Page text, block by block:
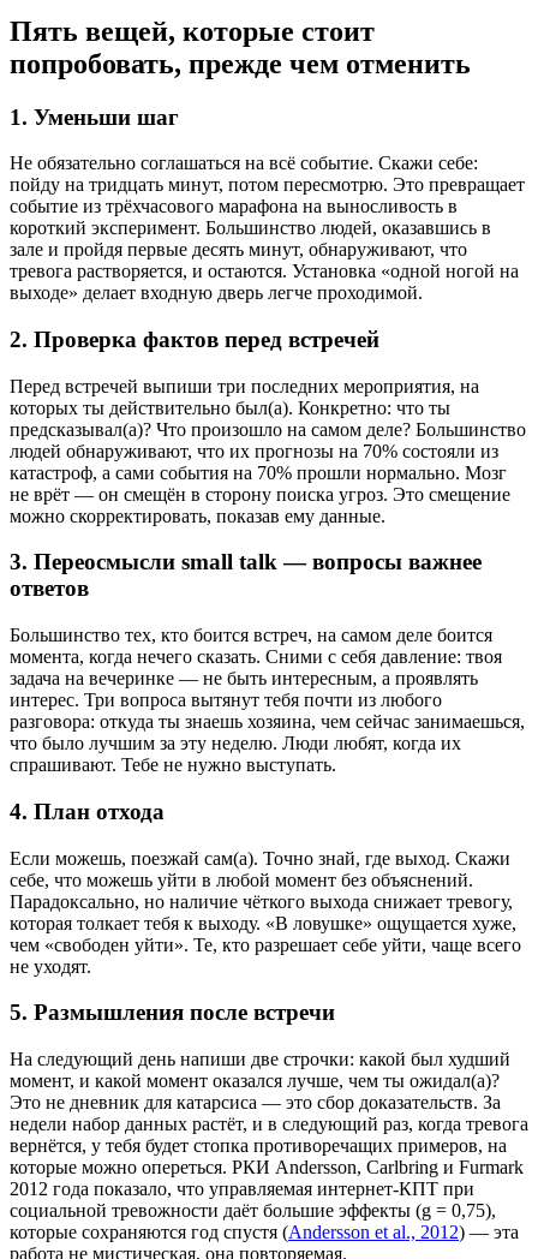
Пять вещей, которые стоит
попробовать, прежде чем отменить
1. Уменьши шаг
Не обязательно соглашаться на всё событие. Скажи себе:
пойду на тридцать минут, потом пересмотрю. Это превращает
событие из трёхчасового марафона на выносливость в
короткий эксперимент. Большинство людей, оказавшись в
зале и пройдя первые десять минут, обнаруживают, что
тревога растворяется, и остаются. Установка «одной ногой на
выходе» делает входную дверь легче проходимой.
2. Проверка фактов перед встречей
Перед встречей выпиши три последних мероприятия, на
которых ты действительно был(а). Конкретно: что ты
предсказывал(а)? Что произошло на самом деле? Большинство
людей обнаруживают, что их прогнозы на 70% состояли из
катастроф, а сами события на 70% прошли нормально. Мозг
не врёт — он смещён в сторону поиска угроз. Это смещение
можно скорректировать, показав ему данные.
3. Переосмысли small talk — вопросы важнее
ответов
Большинство тех, кто боится встреч, на самом деле боится
момента, когда нечего сказать. Сними с себя давление: твоя
задача на вечеринке — не быть интересным, а проявлять
интерес. Три вопроса вытянут тебя почти из любого
разговора: откуда ты знаешь хозяина, чем сейчас занимаешься,
что было лучшим за эту неделю. Люди любят, когда их
спрашивают. Тебе не нужно выступать.
4. План отхода
Если можешь, поезжай сам(а). Точно знай, где выход. Скажи
себе, что можешь уйти в любой момент без объяснений.
Парадоксально, но наличие чёткого выхода снижает тревогу,
которая толкает тебя к выходу. «В ловушке» ощущается хуже,
чем «свободен уйти». Те, кто разрешает себе уйти, чаще всего
не уходят.
5. Размышления после встречи
На следующий день напиши две строчки: какой был худший
момент, и какой момент оказался лучше, чем ты ожидал(а)?
Это не дневник для катарсиса — это сбор доказательств. За
недели набор данных растёт, и в следующий раз, когда тревога
вернётся, у тебя будет стопка противоречащих примеров, на
которые можно опереться. РКИ Andersson, Carlbring и Furmark
2012 года показало, что управляемая интернет-КПТ при
социальной тревожности даёт большие эффекты (g = 0,75),
которые сохраняются год спустя (Andersson et al., 2012) — эта
работа не мистическая, она повторяемая.